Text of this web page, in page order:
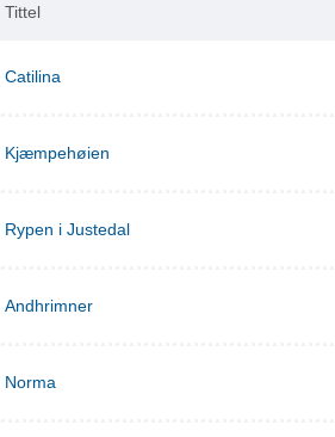
Tittel
Catilina
Kjæmpehøien
Rypen i Justedal
Andhrimner
Norma